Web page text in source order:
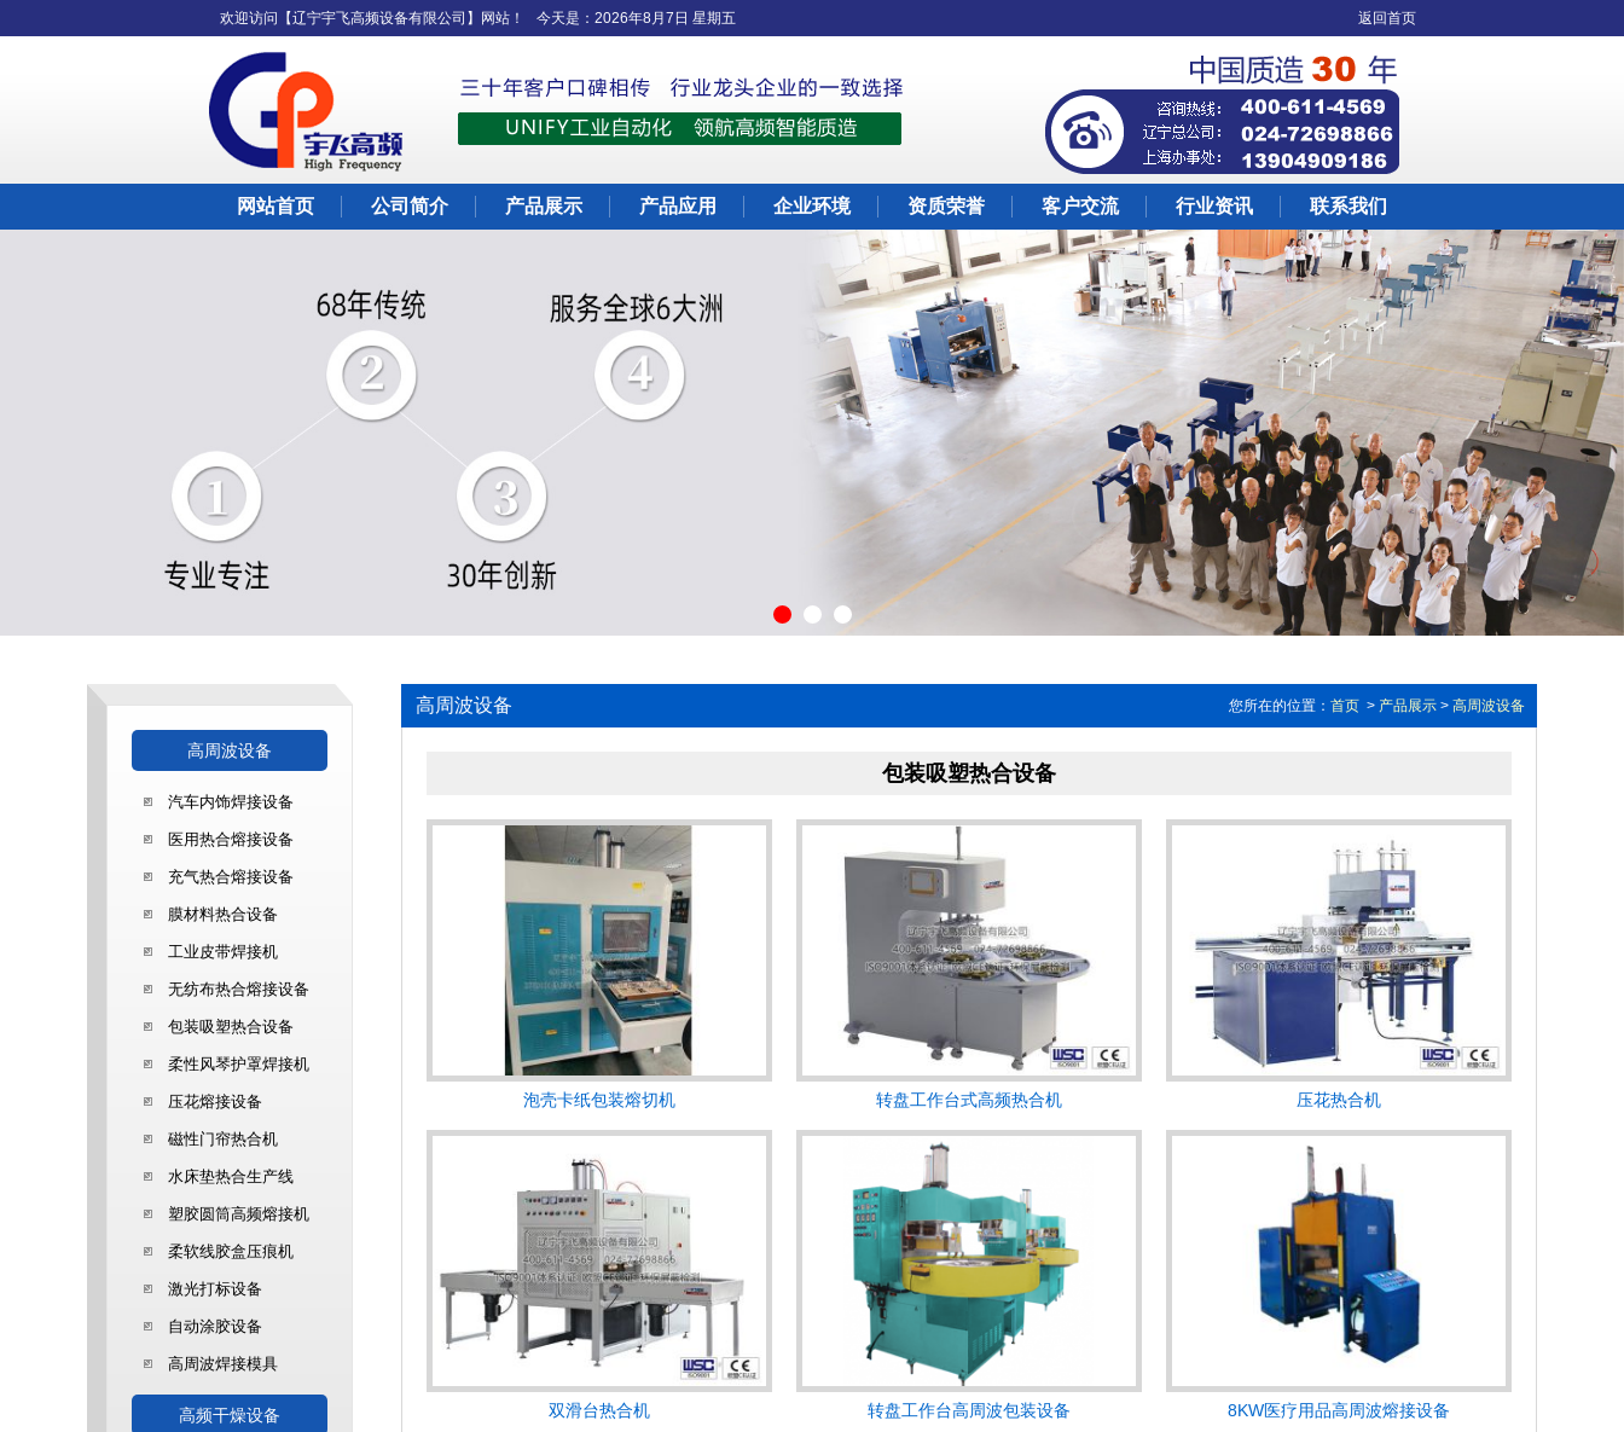
返回首页
欢迎访问【辽宁宇飞高频设备有限公司】网站！ 今天是： 2026年8月7日 星期五
网站首页 公司简介 产品展示 产品应用 企业环境 资质荣誉 客户交流 行业资讯 联系我们
高周波设备
汽车内饰焊接设备
医用热合熔接设备
充气热合熔接设备
膜材料热合设备
工业皮带焊接机
无纺布热合熔接设备
包装吸塑热合设备
柔性风琴护罩焊接机
压花熔接设备
磁性门帘热合机
水床垫热合生产线
塑胶圆筒高频熔接机
柔软线胶盒压痕机
激光打标设备
自动涂胶设备
高周波焊接模具
高频干燥设备
高周波设备 您所在的位置： 首页 > 产品展示 > 高周波设备
包装吸塑热合设备
泡壳卡纸包装熔切机 转盘工作台式高频热合机 压花热合机
双滑台热合机 转盘工作台高周波包装设备 8KW医疗用品高周波熔接设备